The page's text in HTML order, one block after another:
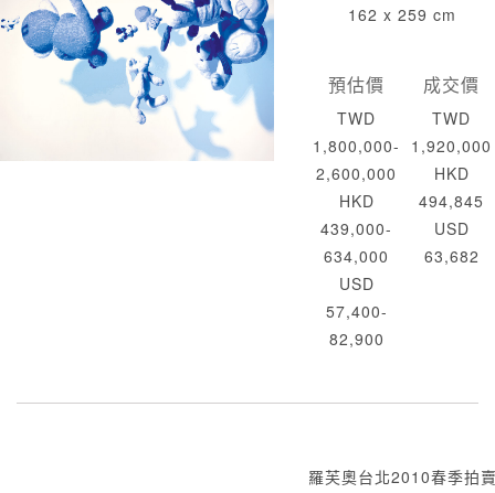
162 x 259 cm
預估價
TWD
1,800,000-
2,600,000
HKD
439,000-
634,000
USD
57,400-
82,900
成交價
TWD
1,920,000
HKD
494,845
USD
63,682
羅芙奧台北2010春季拍